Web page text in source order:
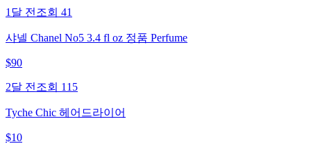
1달 전 조회 41
샤넬 Chanel No5 3.4 fl oz 정품 Perfume
$90
2달 전 조회 115
Tyche Chic 헤어드라이어
$10